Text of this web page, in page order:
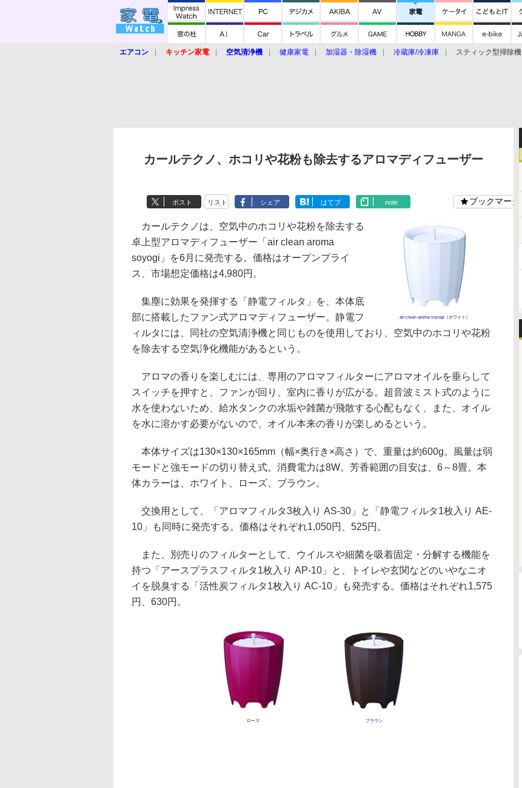
エアコン キッチン家電 空気清浄機 健康家電 加湿器・除湿機 冷蔵庫/冷凍庫 スティック型掃除機
カールテクノ、ホコリや花粉も除去するアロマディフューザー
ポスト リスト シェア はてブ note ブックマーク
air clean aroma soyogi（ホワイト）
カールテクノは、空気中のホコリや花粉を除去する
卓上型アロマディフューザー「air clean aroma
soyogi」を6月に発売する。価格はオープンプライ
ス、市場想定価格は4,980円。
集塵に効果を発揮する「静電フィルタ」を、本体底
部に搭載したファン式アロマディフューザー。静電フ
ィルタには、同社の空気清浄機と同じものを使用しており、空気中のホコリや花粉
を除去する空気浄化機能があるという。
アロマの香りを楽しむには、専用のアロマフィルターにアロマオイルを垂らして
スイッチを押すと、ファンが回り、室内に香りが広がる。超音波ミスト式のように
水を使わないため、給水タンクの水垢や雑菌が飛散する心配もなく、また、オイル
を水に溶かす必要がないので、オイル本来の香りが楽しめるという。
本体サイズは130×130×165mm（幅×奥行き×高さ）で、重量は約600g。風量は弱
モードと強モードの切り替え式。消費電力は8W。芳香範囲の目安は、6～8畳。本
体カラーは、ホワイト、ローズ、ブラウン。
交換用として、「アロマフィルタ3枚入り AS-30」と「静電フィルタ1枚入り AE-
10」も同時に発売する。価格はそれぞれ1,050円、525円。
また、別売りのフィルターとして、ウイルスや細菌を吸着固定・分解する機能を
持つ「アースプラスフィルタ1枚入り AP-10」と、トイレや玄関などのいやなニオ
イを脱臭する「活性炭フィルタ1枚入り AC-10」も発売する。価格はそれぞれ1,575
円、630円。
ローズ ブラウン